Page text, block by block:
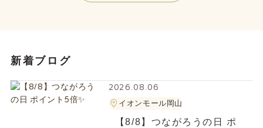
新着ブログ
2026.08.06
イオンモール岡山
【8/8】つながろうの日 ポ